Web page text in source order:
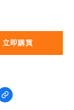
立即購買